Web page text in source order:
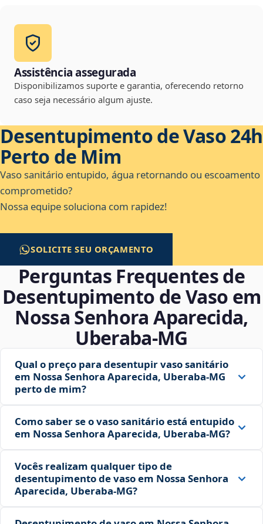
Assistência assegurada
Disponibilizamos suporte e garantia, oferecendo retorno
caso seja necessário algum ajuste.
Desentupimento de Vaso 24h
Perto de Mim
Vaso sanitário entupido, água retornando ou escoamento
comprometido?
Nossa equipe soluciona com rapidez!
SOLICITE SEU ORÇAMENTO
Perguntas Frequentes de
Desentupimento de Vaso em
Nossa Senhora Aparecida,
Uberaba‑MG
Qual o preço para desentupir vaso sanitário
em Nossa Senhora Aparecida, Uberaba‑MG
perto de mim?
Como saber se o vaso sanitário está entupido
em Nossa Senhora Aparecida, Uberaba‑MG?
Vocês realizam qualquer tipo de
desentupimento de vaso em Nossa Senhora
Aparecida, Uberaba‑MG?